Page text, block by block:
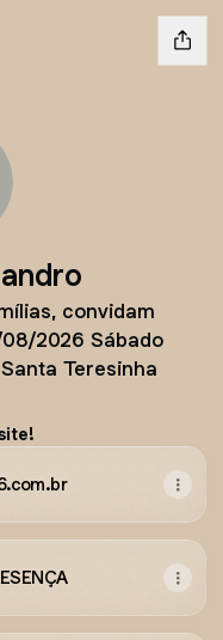
convidam
2026 Sábado
Teresinha